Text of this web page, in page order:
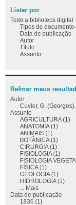
Listar por
Todo a biblioteca digital
Tipos de documento
Data de publicação
Autor
Título
Assunto
Refinar meus
Autor
Cuvier, G.
Assunto
AGRICULTURA (1)
ANATOMIA (1)
ANIMAIS (1)
BOTÂNICA (1)
CIRURGIA (1)
FISIOLOGIA (1)
FISIOLOGIA
FÍSICA (1)
GEOLOGIA (1)
HIDROLOGIA (1)
... Mais
Data de publicação
1836 (1)